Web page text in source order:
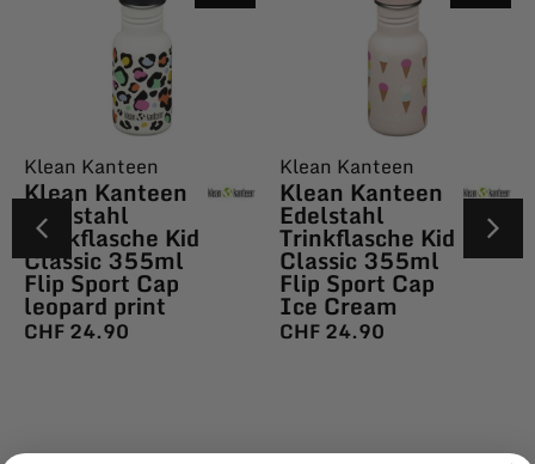
Klean Kanteen
Klean Kanteen
Edelstahl
Trinkflasche Kid
Classic 355ml
Flip Sport Cap
leopard print
CHF24.90
Klean Kanteen
Klean Kanteen
Edelstahl
Trinkflasche Kid
Classic 355ml
Flip Sport Cap
Ice Cream
CHF24.90